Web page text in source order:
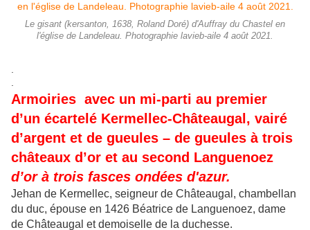
Le gisant (kersanton, 1638, Roland Doré) d'Auffray du Chastel en
l'église de Landeleau. Photographie lavieb-aile 4 août 2021.
Armoiries avec un mi-parti au premier
d’un écartelé Kermellec-Châteaugal, vairé
d’argent et de gueules – de gueules à trois
châteaux d’or et au second Languenoez
d’or à trois fasces ondées d'azur.
Jehan de Kermellec, seigneur de Châteaugal, chambellan
du duc, épouse en 1426 Béatrice de Languenoez, dame
de Châteaugal et demoiselle de la duchesse.